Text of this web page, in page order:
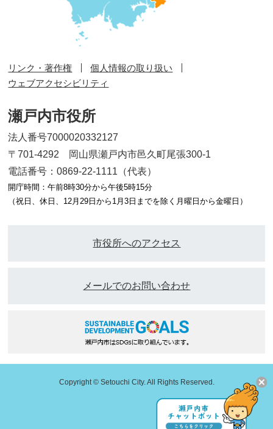
リンク・著作権
個人情報の取り扱い
ウェブアクセシビリティ
瀬戸内市役所
法人番号7000020332127
〒701-4292 岡山県瀬戸内市邑久町尾張300-1
電話番号：0869-22-1111（代表）
開庁時間：午前8時30分から午後5時15分
（祝日、休日、12月29日から1月3日までを除く月曜日から金曜日）
市役所へのアクセス
メールでのお問い合わせ
Copyright © Setouchi City. All Rights Reserved.